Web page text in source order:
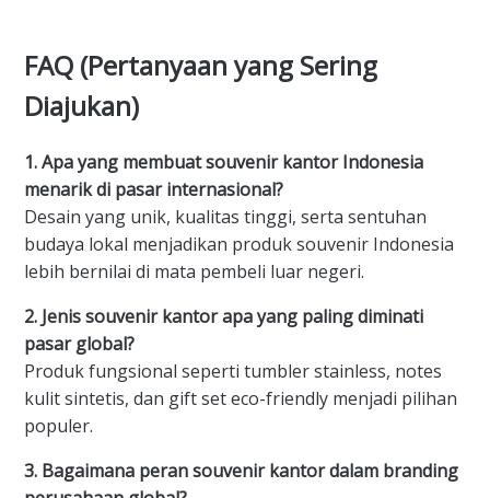
FAQ (Pertanyaan yang Sering
Diajukan)
1. Apa yang membuat souvenir kantor Indonesia
menarik di pasar internasional?
Desain yang unik, kualitas tinggi, serta sentuhan
budaya lokal menjadikan produk souvenir Indonesia
lebih bernilai di mata pembeli luar negeri.
2. Jenis souvenir kantor apa yang paling diminati
pasar global?
Produk fungsional seperti tumbler stainless, notes
kulit sintetis, dan gift set eco-friendly menjadi pilihan
populer.
3. Bagaimana peran souvenir kantor dalam branding